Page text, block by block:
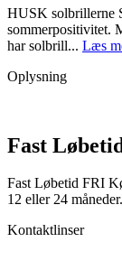
HUSK solbrillerne
sommerpositivitet.
har solbrill... Læs
Oplysning
Fast
Fast Løbetid FRI
12 eller 24
Kontaktlinser